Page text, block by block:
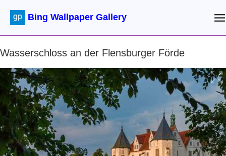
Bing Wallpaper Gallery
Wasserschloss an der Flensburger Förde